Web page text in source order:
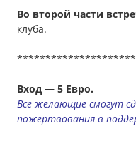
Во второй части
клуба.
Вход — 5 Евро.
Все желающие смогут
пожертвования в